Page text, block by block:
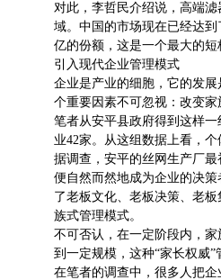
对此，李哲民介绍说，高端
域。中国的市场现在已经达
亿的份额，这是一个最大的短
引入现代企业管理模式
企业是产业的细胞，它的发
个重要因素不可忽视：改变家
笔者从安平县政府得到这样
业42家。从这组数据上看，
据调查，安平的丝网生产厂
便自然而然地成为企业的决
了老板文化、老板决策、老
族式管理模式。
不可否认，在一定阶段内，
到一定规模，这种“家长权威”
在笔者的调查中，很多人把